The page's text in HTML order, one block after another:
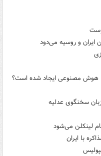
ایران و روسیه می‌دود
با هوش مصنوعی ایجاد شده است؟
سخنگوی عدلیه
لینکلن می‌شود
با ایران